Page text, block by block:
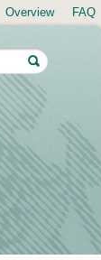
Overview FAQ